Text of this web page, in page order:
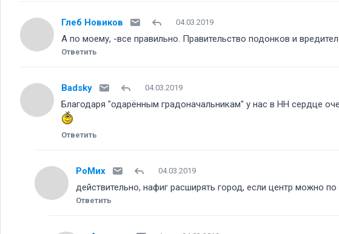
Глеб Новиков 04.03.2019
А по моему, -все правильно. Правительство подонков и
Ответить
Badsky 04.03.2019
Благодаря "одарённым градоначальникам" у нас в НН сердце
Ответить
РоМих 04.03.2019
действительно, нафиг расширять город, если центр можно
Ответить